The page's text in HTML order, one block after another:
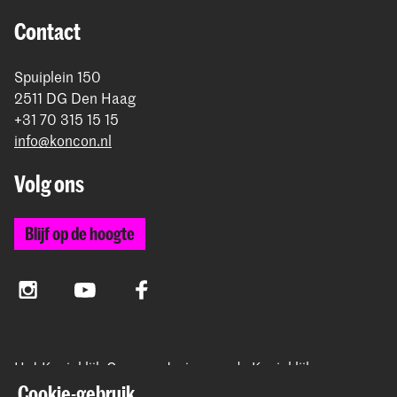
Contact
Spuiplein 150
2511 DG Den Haag
+31 70 315 15 15
info@koncon.nl
Volg ons
Blijf op de hoogte
InstagramYouTube Facebook
Het Koninklijk Conservatorium en de Koninklijke
Academie van Beeldende Kunsten vormen samen